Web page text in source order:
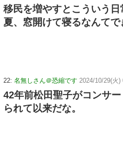
移民を増やすとこういう日
夏、窓開けて寝るなんてで
22: 名無しさん＠恐縮です 2024/10/29(火)
42年前松田聖子がコンサ
られて以来だな。